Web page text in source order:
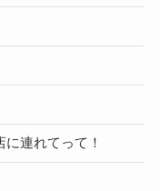
連れてって！